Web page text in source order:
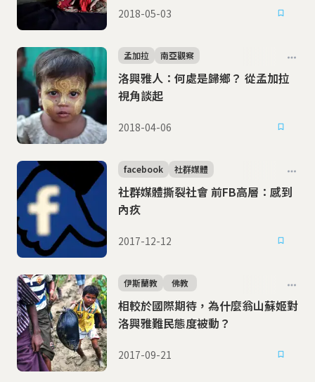
2018-05-03
洛興雅人：何處是歸鄉？ 從孟加拉
視角談起
孟加拉 南亞觀察
2018-04-06
社群媒體撕裂社會 前FB高層：感到
內疚
facebook 社群媒體
2017-12-12
相較於國際期待，為什麼翁山蘇姬對
洛興雅難民態度被動？
伊斯蘭教 佛教
2017-09-21